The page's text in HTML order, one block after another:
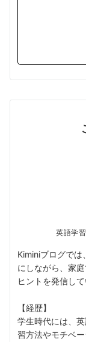
英語学
Kiminiブログでは
にしながら、家
ヒントを発信して
【経歴】
学生時代には、
習方法やモチベ